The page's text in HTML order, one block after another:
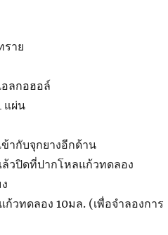
ราย
ลกอฮอล์
แผ่น
ากับจุกยางอีกด้าน
วปิดที่ปากโหลแก้วทดลอง
วทดลอง 10มล. (เพื่อจำลองการ